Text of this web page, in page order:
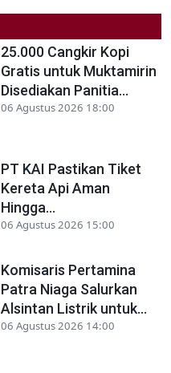
25.000 Cangkir Kopi
Gratis untuk Muktamirin
Disediakan Panitia...
06 Agustus 2026 18:00
PT KAI Pastikan Tiket
Kereta Api Aman
Hingga...
06 Agustus 2026 15:00
Komisaris Pertamina
Patra Niaga Salurkan
Alsintan Listrik untuk...
06 Agustus 2026 14:00